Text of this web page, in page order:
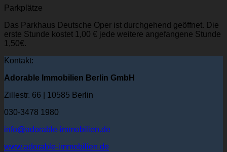
Parkplätze
Das Parkhaus Deutsche Oper ist durchgehend geöffnet. Die
erste Stunde kostet 1,00 € jede weitere angefangene Stunde
1,50€.
Kontakt:
Adorable Immobilien Berlin GmbH
Zillestr. 66 | 10585 Berlin
030-3478 1980
info@adorable-immobilien.de
www.adorable-immobilien.de